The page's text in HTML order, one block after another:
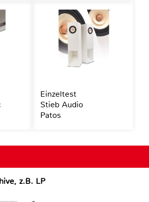
z.B. LP
Einzeltest
Stieb Audio
Patos